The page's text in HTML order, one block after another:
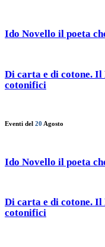
Ido Novello il poeta
Di carta e di cotone. Il
cotonifici
Eventi del 20 Agosto
Ido Novello il poeta
Di carta e di cotone. Il
cotonifici